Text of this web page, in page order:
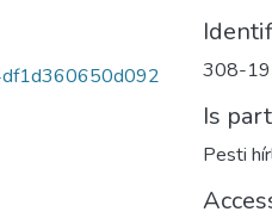
308-
Is
Pesti